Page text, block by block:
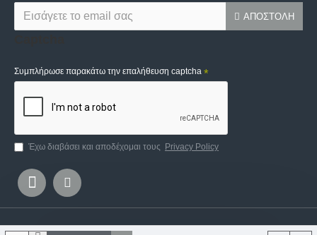
ΑΠΟΣΤΟΛΉ
Συμπλήρωσε παρακάτω την επαλήθευση captcha
Έχω διαβάσει και αποδέχομαι τους Privacy Policy
Copyright © 2020, Ifigeneia Lefkaditi, All Rights Reserved